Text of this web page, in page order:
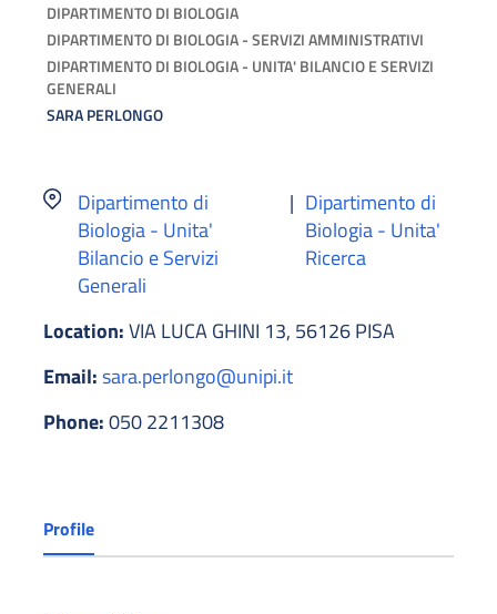
DIPARTIMENTO DI BIOLOGIA
DIPARTIMENTO DI BIOLOGIA - SERVIZI AMMINISTRATIVI
DIPARTIMENTO DI BIOLOGIA - UNITA' BILANCIO E SERVIZI
GENERALI
SARA PERLONGO
Dipartimento di
Biologia - Unita'
Bilancio e Servizi
Generali
| Dipartimento di
Biologia - Unita'
Ricerca
Location:VIA LUCA GHINI 13, 56126 PISA
Email:sara.perlongo@unipi.it
Phone:050 2211308
Profile